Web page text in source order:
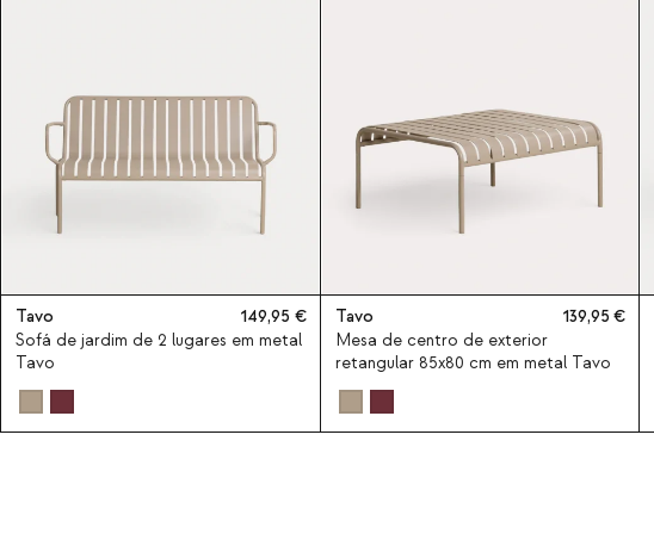
Tavo
149,95
Sofá de jardim de 2 lugares em metal
Tavo
Tavo
139,95
Mesa de centro de exterior
retangular 85x80 cm em metal Tavo